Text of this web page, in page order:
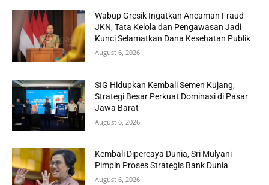
Wabup Gresik Ingatkan Ancaman Fraud
JKN, Tata Kelola dan Pengawasan Jadi
Kunci Selamatkan Dana Kesehatan Publik
August 6, 2026
SIG Hidupkan Kembali Semen Kujang,
Strategi Besar Perkuat Dominasi di Pasar
Jawa Barat
August 6, 2026
Kembali Dipercaya Dunia, Sri Mulyani
Pimpin Proses Strategis Bank Dunia
August 6, 2026